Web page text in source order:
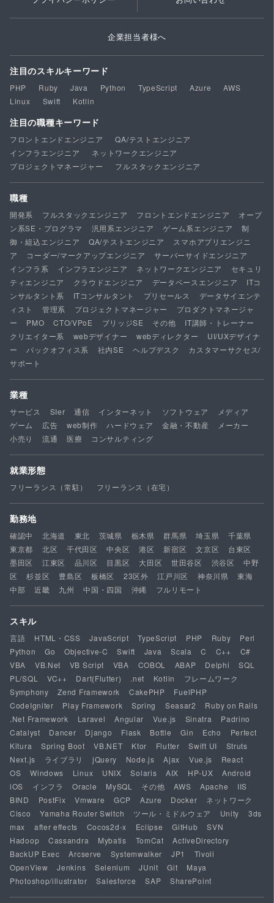
企業担当者様へ
注目のスキルキーワード
PHP Ruby Java Python TypeScript Azure
AWS
Linux
Swift Kotlin
注目の職種キーワード
フロントエンドエンジニア
QA/テストエンジニア
インフラエンジニア
ネットワークエンジニア
プロジェクトマネージャー
フルスタックエンジニア
職種
開発系 フルスタックエンジニア フロントエンドエンジニア
オープ
ン系SE・プログラマ
汎用系エンジニア ゲーム系エンジニア
制
御・組込エンジニア
QA/テストエンジニア
スマホアプリエンジニ
ア
コーダー/マークアップエンジニア
サーバーサイドエンジニア
インフラ系
インフラエンジニア ネットワークエンジニア
セキュリ
ティエンジニア
クラウドエンジニア データベースエンジニア
ITコ
ンサルタント系
ITコンサルタント プリセールス
データサイエンテ
ィスト
管理系 プロジェクトマネージャー
プロダクトマネージャ
ー
PMO CTO/VPoE ブリッジSE その他
IT講師・トレーナー
クリエイター系
webデザイナー webディレクター
UI/UXデザイナ
ー
バックオフィス系 社内SE ヘルプデスク
カスタマーサクセス/
サポート
業種
サービス SIer 通信 インターネット ソフトウェア
メディア
ゲーム
広告 web制作 ハードウェア 金融・不動産
メーカー
小売り
流通 医療 コンサルティング
就業形態
フリーランス（常駐） フリーランス（在宅）
勤務地
確認中 北海道 東北 茨城県 栃木県 群馬県 埼玉県
千葉県
東京都
北区 千代田区 中央区 港区 新宿区 文京区
台東区
墨田区
江東区 品川区 目黒区 大田区 世田谷区 渋谷区
中野
区
杉並区 豊島区 板橋区 23区外 江戸川区 神奈川県
東海
中部
近畿 九州 中国・四国 沖縄 フルリモート
スキル
言語 HTML・CSS JavaScript TypeScript PHP Ruby
Perl
Python
Go Objective-C Swift Java Scala C C++
C#
VBA
VB.Net VB Script VBA COBOL ABAP Delphi
SQL
PL/SQL
VC++ Dart(Flutter) .net Kotlin
フレームワーク
Symphony
Zend Framework CakePHP
FuelPHP
CodeIgniter
Play Framework Spring Seasar2
Ruby on Rails
.Net Framework
Laravel Angular Vue.js Sinatra
Padrino
Catalyst
Dancer Django Flask Bottle Gin Echo
Perfect
Kitura
Spring Boot VB.NET Ktor Flutter Swift UI
Struts
Next.js
ライブラリ jQuery Node.js Ajax Vue.js
React
OS
Windows Linux UNIX Solaris AIX HP-UX
Android
iOS
インフラ Oracle MySQL その他 AWS Apache
IIS
BIND
PostFix Vmware GCP Azure Docker
ネットワーク
Cisco
Yamaha Router Switch ツール・ミドルウェア Unity
3ds
max
after effects Cocos2d-x Eclipse GitHub
SVN
Hadoop
Cassandra Mybatis TomCat
ActiveDirectory
BackUP Exec
Arcserve Systemwalker JP1
Tivoli
OpenView
Jenkins Selenium JUnit Git
Maya
Photoshop/illustrator
Salesforce SAP SharePoint